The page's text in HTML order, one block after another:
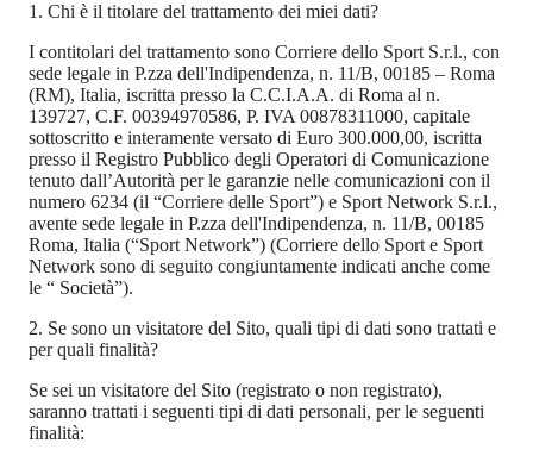
1. Chi è il titolare del trattamento dei miei dati?
I contitolari del trattamento sono Corriere dello Sport S.r.l., con
sede legale in P.zza dell'Indipendenza, n. 11/B, 00185 – Roma
(RM), Italia, iscritta presso la C.C.I.A.A. di Roma al n.
139727, C.F. 00394970586, P. IVA 00878311000, capitale
sottoscritto e interamente versato di Euro 300.000,00, iscritta
presso il Registro Pubblico degli Operatori di Comunicazione
tenuto dall’Autorità per le garanzie nelle comunicazioni con il
numero 6234 (il “Corriere delle Sport”) e Sport Network S.r.l.,
avente sede legale in P.zza dell'Indipendenza, n. 11/B, 00185
Roma, Italia (“Sport Network”) (Corriere dello Sport e Sport
Network sono di seguito congiuntamente indicati anche come
le “ Società”).
2. Se sono un visitatore del Sito, quali tipi di dati sono trattati e
per quali finalità?
Se sei un visitatore del Sito (registrato o non registrato),
saranno trattati i seguenti tipi di dati personali, per le seguenti
finalità: